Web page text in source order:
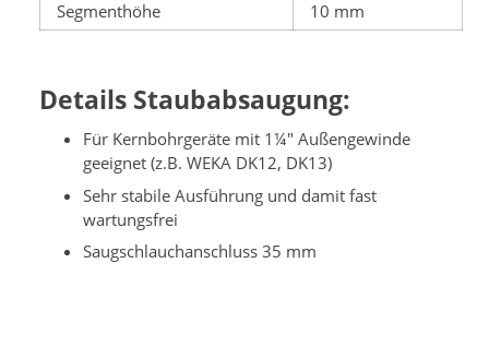
Segmenthöhe
10 mm
Details Staubabsaugung:
Für Kernbohrgeräte mit 1¼" Außengewinde
geeignet (z.B. WEKA DK12, DK13)
Sehr stabile Ausführung und damit fast
wartungsfrei
Saugschlauchanschluss 35 mm